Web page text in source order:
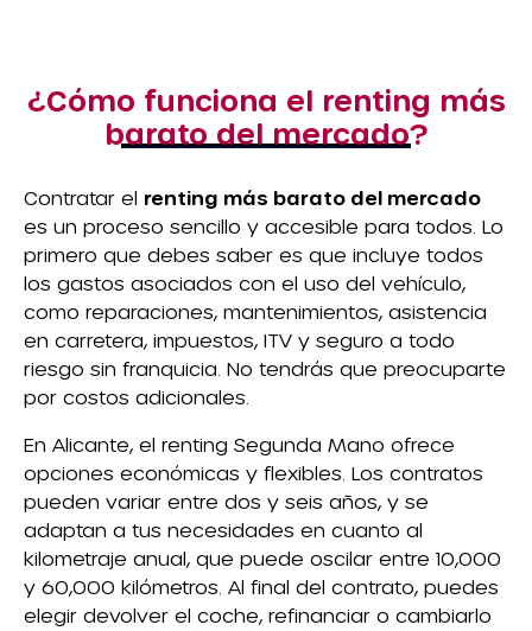
¿Cómo funciona el renting más
barato del mercado?
Contratar el renting más barato del mercado
es un proceso sencillo y accesible para todos. Lo
primero que debes saber es que incluye todos
los gastos asociados con el uso del vehículo,
como reparaciones, mantenimientos, asistencia
en carretera, impuestos, ITV y seguro a todo
riesgo sin franquicia. No tendrás que preocuparte
por costos adicionales.
En Alicante, el renting Segunda Mano ofrece
opciones económicas y flexibles. Los contratos
pueden variar entre dos y seis años, y se
adaptan a tus necesidades en cuanto al
kilometraje anual, que puede oscilar entre 10,000
y 60,000 kilómetros. Al final del contrato, puedes
elegir devolver el coche, refinanciar o cambiarlo